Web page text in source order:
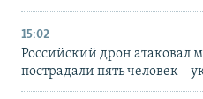
15:02
Российский дрон атаковал
пострадали пять человек –